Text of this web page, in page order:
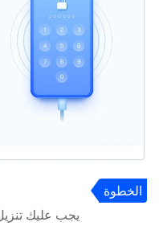
الخطوة
يجب عليك